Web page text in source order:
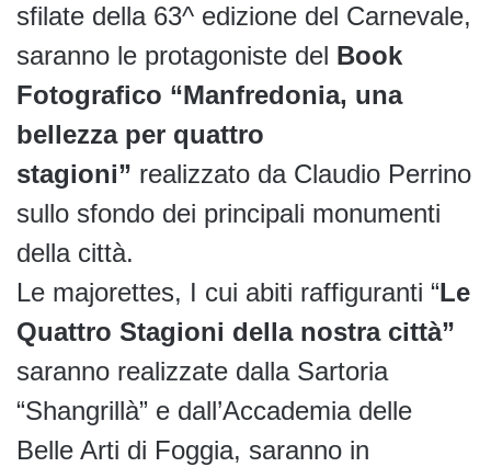
sfilate della 63^ edizione del Carnevale,
saranno le protagoniste del Book
Fotografico “Manfredonia, una
bellezza per quattro
stagioni” realizzato da Claudio Perrino
sullo sfondo dei principali monumenti
della città.
Le majorettes, I cui abiti raffiguranti “Le
Quattro Stagioni della nostra città”
saranno realizzate dalla Sartoria
“Shangrillà” e dall’Accademia delle
Belle Arti di Foggia, saranno in